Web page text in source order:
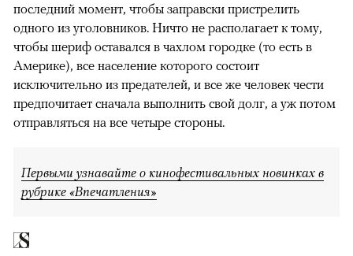
последний момент, чтобы заправски пристрелить
одного из уголовников. Ничто не располагает к тому,
чтобы шериф оставался в чахлом городке (то есть в
Америке), все население которого состоит
исключительно из предателей, и все же человек чести
предпочитает сначала выполнить свой долг, а уж потом
отправляться на все четыре стороны.
Первыми узнавайте о кинофестивальных новинках в
рубрике «Впечатления»